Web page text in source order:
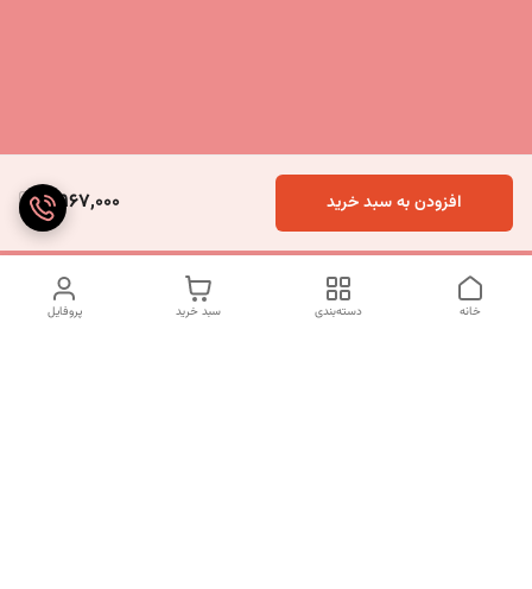
8,967,000 افزودن به سبد خرید
پروفایل سبد خرید دسته‌بندی خانه